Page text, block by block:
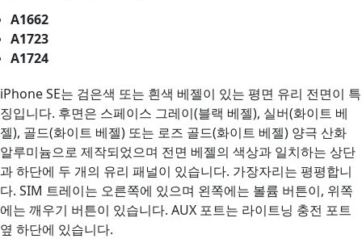
A1662
A1723
A1724
iPhone SE는 검은색 또는 흰색 베젤이 있는 평면 유리 전면이 특
징입니다. 후면은 스페이스 그레이(블랙 베젤), 실버(화이트 베
젤), 골드(화이트 베젤) 또는 로즈 골드(화이트 베젤) 양극 산화
알루미늄으로 제작되었으며 전면 베젤의 색상과 일치하는 상단
과 하단에 두 개의 유리 패널이 있습니다. 가장자리는 평평합니
다. SIM 트레이는 오른쪽에 있으며 왼쪽에는 볼륨 버튼이, 위쪽
에는 깨우기 버튼이 있습니다. AUX 포트는 라이트닝 충전 포트
옆 하단에 있습니다.